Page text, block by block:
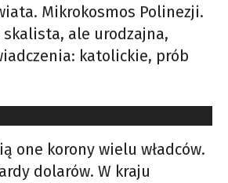
Mikrokosmos Polinezji.
ale urodzajna,
katolickie, prób
one korony wielu władców.
dolarów. W kraju